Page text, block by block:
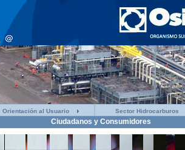
Orientación al Usuario Sector Hidrocarburos
Ciudadanos y Consumidores